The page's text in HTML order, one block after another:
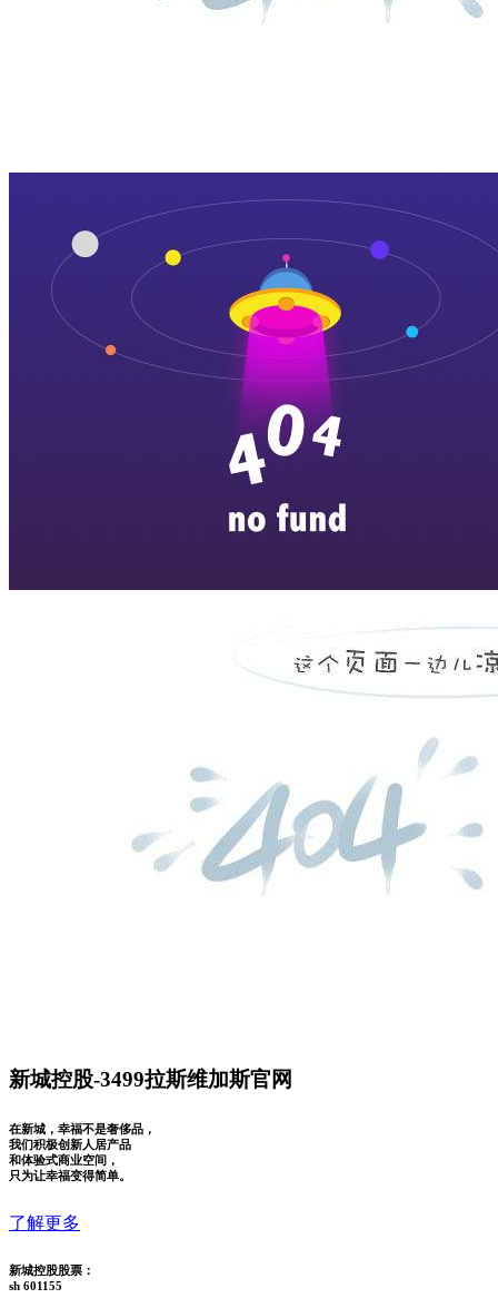
新城控股-3499拉斯维加斯官网
在新城，幸福不是奢侈品，
我们积极创新人居产品
和体验式商业空间，
只为让幸福变得简单。
了解更多
新城控股股票：
sh 601155